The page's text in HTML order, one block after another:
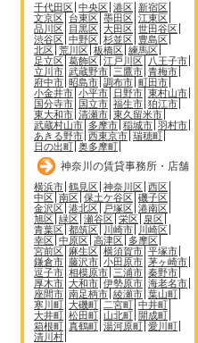
千代田区 中央区 港区 新宿区
文京区 台東区 墨田区 江東区
品川区 目黒区 大田区 世田谷区
渋谷区 中野区 杉並区 豊島区
北区 荒川区 板橋区 練馬区
足立区 葛飾区 江戸川区
八王子市
立川市 武蔵野市 三鷹市 青梅市
府中市 昭島市 調布市 町田市
小金井市 小平市 日野市 東村山市
国分寺市
国立市 福生市 狛江市
東大和市 清瀬市 東久留米市
武蔵村山市 多摩市 稲城市 羽村市
あきる野市 西東京市 瑞穂町
日の出町 奥多摩町
神奈川の賃貸事務所・店舗
横浜市 鶴見区 神奈川区 西区
中区 南区 保土ケ谷区 磯子区
金沢区 港北区 戸塚区 港南区
旭区 緑区 瀬谷区 栄区 泉区
青葉区 都筑区 川崎市
川崎区
幸区 中原区 高津区 多摩区
宮前区 麻生区 横須賀市 平塚市
鎌倉市 藤沢市 小田原市 茅ヶ崎市
逗子市 相模原市 三浦市 秦野市
厚木市 大和市 伊勢原市 海老名市
座間市 南足柄市 綾瀬市 葉山町
寒川町 大磯町 二宮町 中井町
大井町 松田町 山北町 開成町
箱根町 真鶴町 湯河原町 愛川町
清川村